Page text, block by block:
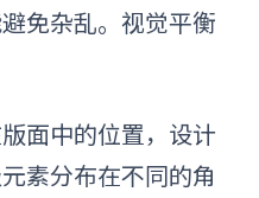
免杂乱。视觉平衡
面中的位置，设计
素分布在不同的角